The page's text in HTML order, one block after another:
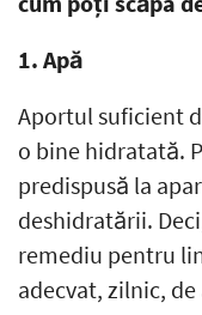
1. Apă
Aportul suficient
o bine hidratată.
predispusă la
deshidratării.
remediu pentru
adecvat, zilnic, de